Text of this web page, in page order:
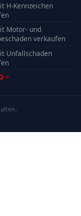
H-Kennzeichen
Motor- und
verkaufen
Unfallschaden